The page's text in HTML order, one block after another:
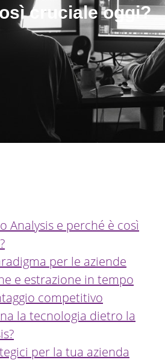
cruciale oggi?
Analysis e perché è così
per le aziende
e estrazione in tempo
competitivo
la tecnologia dietro la
per la tua azienda